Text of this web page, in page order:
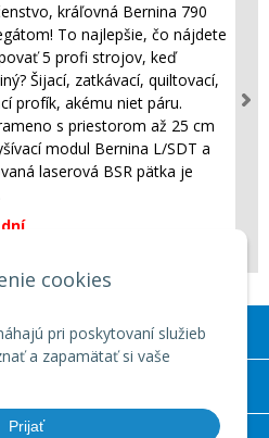
cookies
pri poskytovaní služieb
a zapamätať si vaše
Prijať
kráľovná Bernina 790
To najlepšie, čo nájdete
5 profi strojov, keď
Šijací, zatkávací, quiltovací,
profík, akému niet páru.
s priestorom až 25 cm
modul Bernina L/SDT a
laserová BSR pätka je